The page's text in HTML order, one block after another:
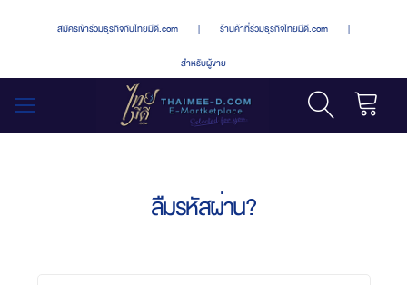
สมัครเข้าร่วมธุรกิจกับไทยมีดี.com | ร้านค้าที่ร่วมธุรกิจไทยมีดี.com |
สำหรับผู้ขาย
ลืมรหัสผ่าน?